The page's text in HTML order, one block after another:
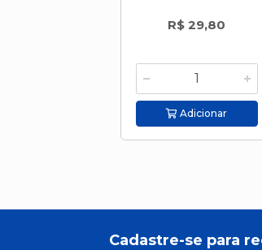
R$ 29,80
Adicionar
Cadastre-se para